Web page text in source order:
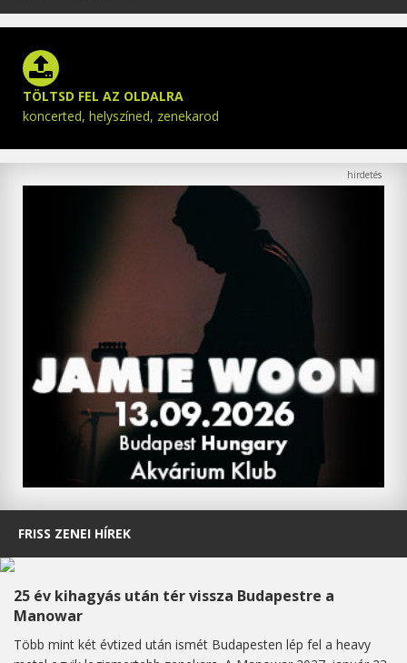
TÖLTSD FEL AZ OLDALRA
koncerted, helyszíned, zenekarod
FRISS ZENEI HÍREK
25 év kihagyás után tér vissza Budapestre a
Manowar
Több mint két évtized után ismét Budapesten lép fel a heavy